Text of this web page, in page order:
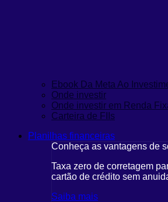
Ebook Da Meta Ao
Onde investir
Onde investir em Renda
Carteira de FIIs
Planilhas financeiras
Conheça as vantagens de
Taxa zero de corretagem
cartão de crédito sem
Saiba mais